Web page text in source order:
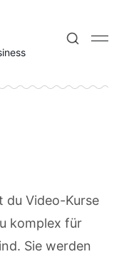
du Video-Kurse
komplex für
Sie werden